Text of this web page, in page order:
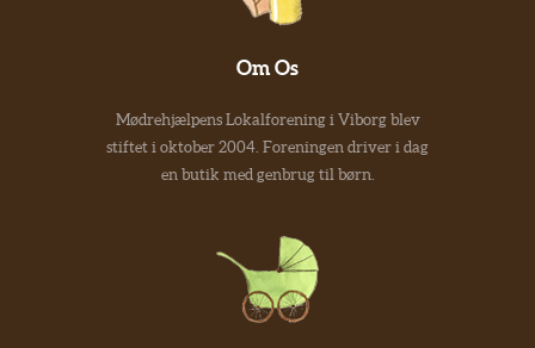
Om Os
Mødrehjælpens Lokalforening i Viborg blev
stiftet i oktober 2004. Foreningen driver i dag
en butik med genbrug til børn.